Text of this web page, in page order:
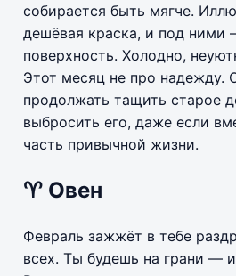
собирается быть мягче.
дешёвая краска, и под ними
поверхность. Холодно,
Этот месяц не про надежду.
продолжать тащить старое
выбросить его, даже если
часть привычной жизни.
♈ Овен
Февраль зажжёт в тебе
всех. Ты будешь на грани —